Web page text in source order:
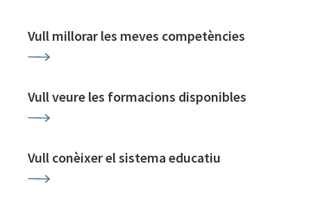
Vull millorar les meves competències
Vull veure les formacions disponibles
Vull conèixer el sistema educatiu